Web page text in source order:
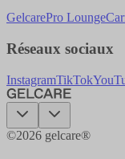
GelcarePro Lounge
Réseaux sociaux
InstagramTikTok
©2026 gelcare®